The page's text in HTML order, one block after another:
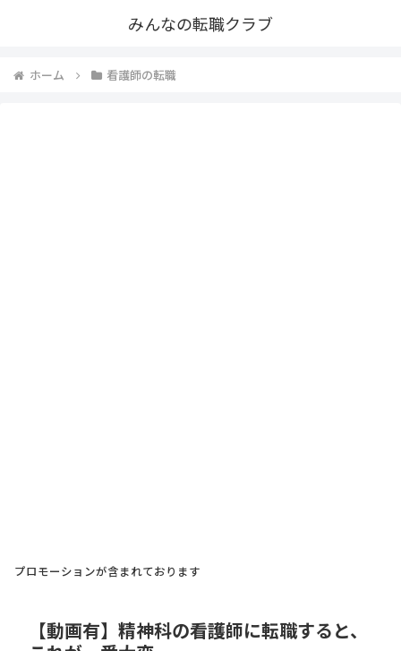
みんなの転職クラブ
ホーム 看護師の転職
プロモーションが含まれております
【動画有】精神科の看護師に転職すると、